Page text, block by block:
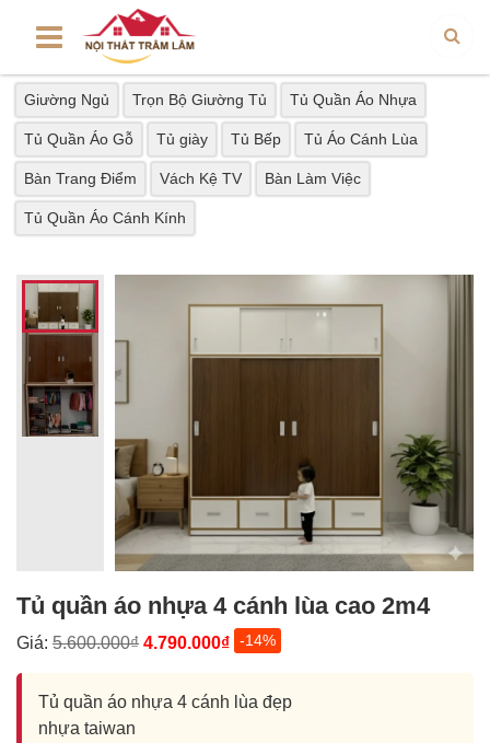
Giường Ngủ Trọn Bộ Giường Tủ Tủ Quần Áo Nhựa
Tủ Quần Áo Gỗ Tủ giày Tủ Bếp Tủ Áo Cánh Lùa
Bàn Trang Điểm Vách Kệ TV Bàn Làm Việc
Tủ Quần Áo Cánh Kính
Tủ quần áo nhựa 4 cánh lùa cao 2m4
Giá: 5.600.000₫ 4.790.000₫ -14%
Tủ quần áo nhựa 4 cánh lùa đẹp
nhựa taiwan